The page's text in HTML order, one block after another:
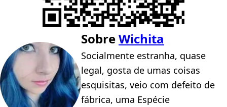
SobreWichita
Socialmente estranha, quase
legal, gosta de umas coisas
esquisitas, veio com defeito de
fábrica, uma Espécie